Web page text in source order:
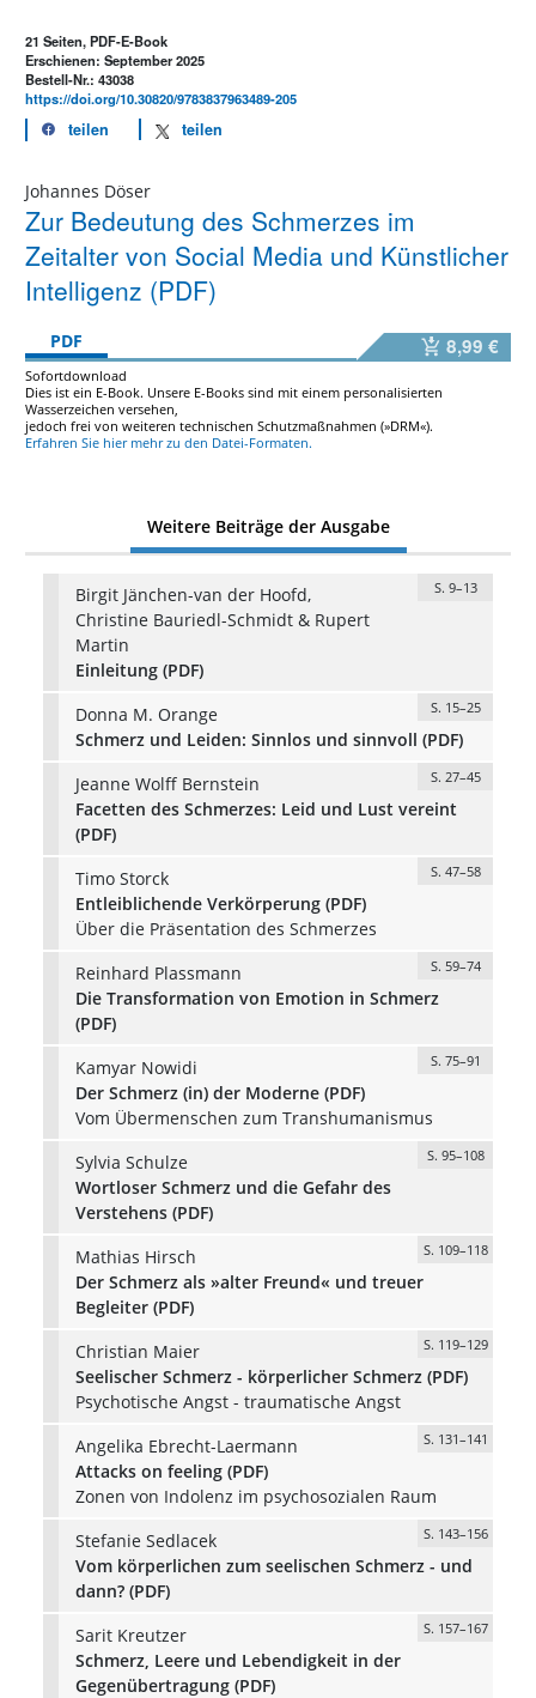
21 Seiten, PDF-E-Book
Erschienen: September 2025
Bestell-Nr.: 43038
https://doi.org/10.30820/9783837963489-205
teilen teilen
Johannes Döser
Zur Bedeutung des Schmerzes im
Zeitalter von Social Media und Künstlicher
Intelligenz (PDF)
PDF 8,99 €
Sofortdownload
Dies ist ein E-Book. Unsere E-Books sind mit einem personalisierten
Wasserzeichen versehen,
jedoch frei von weiteren technischen Schutzmaßnahmen (»DRM«).
Erfahren Sie hier mehr zu den Datei-Formaten.
Weitere Beiträge der Ausgabe
Birgit Jänchen-van der Hoofd,
Christine Bauriedl-Schmidt & Rupert
Martin
S. 9–13
Einleitung (PDF)
Donna M. Orange
S. 15–25
Schmerz und Leiden: Sinnlos und sinnvoll (PDF)
Jeanne Wolff Bernstein
S. 27–45
Facetten des Schmerzes: Leid und Lust vereint
(PDF)
Timo Storck
S. 47–58
Entleiblichende Verkörperung (PDF)
Über die Präsentation des Schmerzes
Reinhard Plassmann
S. 59–74
Die Transformation von Emotion in Schmerz
(PDF)
Kamyar Nowidi
S. 75–91
Der Schmerz (in) der Moderne (PDF)
Vom Übermenschen zum Transhumanismus
Sylvia Schulze
S. 95–108
Wortloser Schmerz und die Gefahr des
Verstehens (PDF)
Mathias Hirsch
S. 109–118
Der Schmerz als »alter Freund« und treuer
Begleiter (PDF)
Christian Maier
S. 119–129
Seelischer Schmerz - körperlicher Schmerz (PDF)
Psychotische Angst - traumatische Angst
Angelika Ebrecht-Laermann
S. 131–141
Attacks on feeling (PDF)
Zonen von Indolenz im psychosozialen Raum
Stefanie Sedlacek
S. 143–156
Vom körperlichen zum seelischen Schmerz - und
dann? (PDF)
Sarit Kreutzer
S. 157–167
Schmerz, Leere und Lebendigkeit in der
Gegenübertragung (PDF)